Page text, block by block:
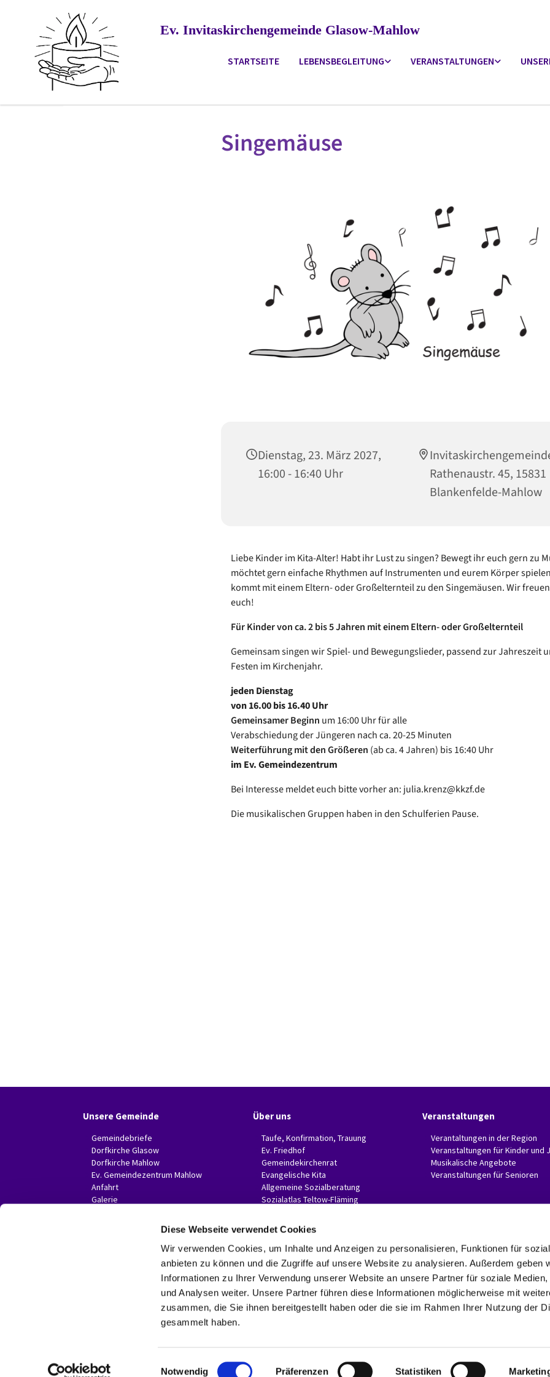
Diese Webseite verwendet Cookies
Wir verwenden Cookies, um Inhalte und Anzeigen zu personalisieren, Funktionen für
anbieten zu können und die Zugriffe auf unsere Website zu analysieren. Außerdem geben
Informationen zu Ihrer Verwendung unserer Website an unsere Partner für soziale Medien,
und Analysen weiter. Unsere Partner führen diese Informationen möglicherweise mit
zusammen, die Sie ihnen bereitgestellt haben oder die sie im Rahmen Ihrer Nutzung der
gesammelt haben.
Notwendig Präferenzen Statistiken
Ev. Invitaskirchengemeinde Glasow-Mahlow
STARTSEITE LEBENSBEGLEITUNG VERANSTALTUNGEN
Singemäuse
Dienstag, 23. März 2027,
16:00 - 16:40 Uhr
Rathenaustr. 45, 15831
Blankenfelde-Mahlow
Liebe Kinder im Kita-Alter! Habt ihr Lust zu singen? Bewegt ihr euch gern zu
möchtet gern einfache Rhythmen auf Instrumenten und eurem Körper
kommt mit einem Eltern- oder Großelternteil zu den Singemäusen. Wir
euch!
Für Kinder von ca. 2 bis 5 Jahren mit einem Eltern- oder Großelternteil
Gemeinsam singen wir Spiel- und Bewegungslieder, passend zur Jahreszeit
Festen im Kirchenjahr.
jeden Dienstag
von 16.00 bis 16.40 Uhr
Gemeinsamer Beginn um 16:00 Uhr für alle
Verabschiedung der Jüngeren nach ca. 20-25 Minuten
Weiterführung mit den Größeren (ab ca. 4 Jahren) bis 16:40 Uhr
im Ev. Gemeindezentrum
Bei Interesse meldet euch bitte vorher an: julia.krenz@kkzf.de
Die musikalischen Gruppen haben in den Schulferien Pause.
Unsere Gemeinde
Gemeindebriefe
Dorfkirche Glasow
Dorfkirche Mahlow
Ev. Gemeindezentrum Mahlow
Anfahrt
Galerie
Über uns
Taufe, Konfirmation, Trauung
Ev. Friedhof
Gemeindekirchenrat
Evangelische Kita
Allgemeine Sozialberatung
Sozialatlas Teltow-Fläming
Veranstaltungen
Verantaltungen in der Region
Veranstaltungen für Kinder und
Musikalische Angebote
Veranstaltungen für Senioren
Evangelische Invitaskirchengemeinde Glasow-Mahlow
Rathenaustr. 45
15831 Blankenfelde-Mahlow
Telefon: 03379 374407 Fax: 03379 374470
invitaskg-glasow-mahlow@kkzf.de